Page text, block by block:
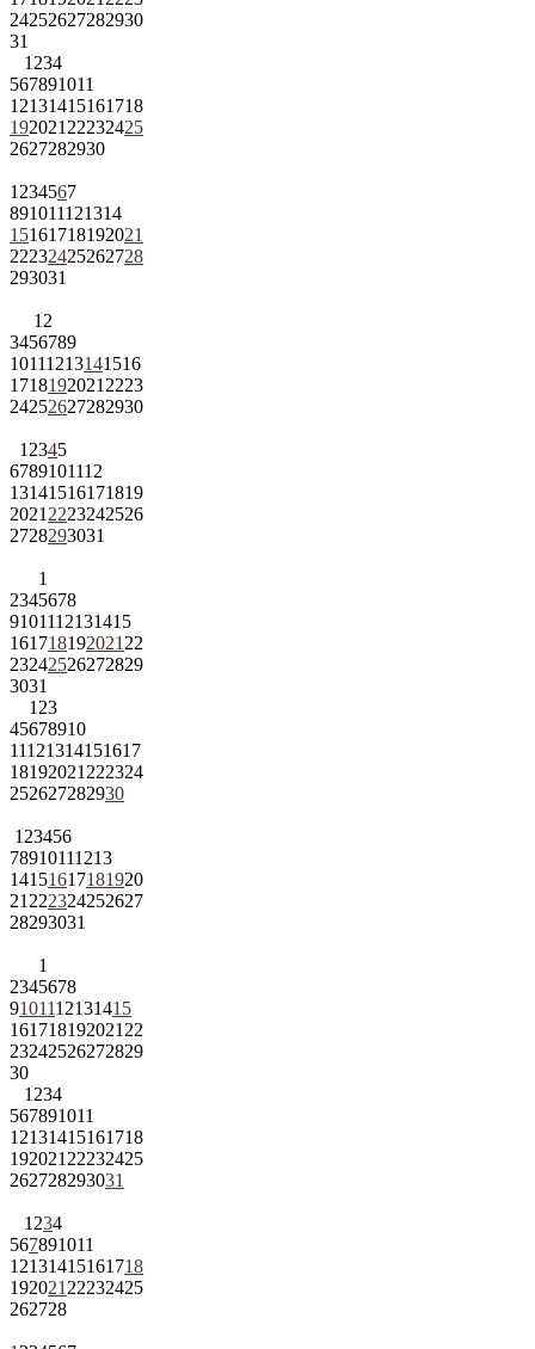
24252627282930
31
1 234
567891011
12131415161718
192021 22232425
2627282930
1 234567
891011121314
15161718192021
22232425262728
293031
1 2
3456789
10111213141516
1718192021 2223
24252627282930
1 2345
6789101112
13141516171819
2021 2223242526
2728293031
1
2345678
9101112131415
161718192021 22
23242526272829
3031
1 23
45678910
11121314151617
18192021 222324
252627282930
1 23456
78910111213
14151617181920
21 222324252627
28293031
1
2345678
9101112131415
161718192021 22
23242526272829
30
1 234
567891011
12131415161718
192021 22232425
262728293031
1 234
567891011
12131415161718
192021 22232425
262728